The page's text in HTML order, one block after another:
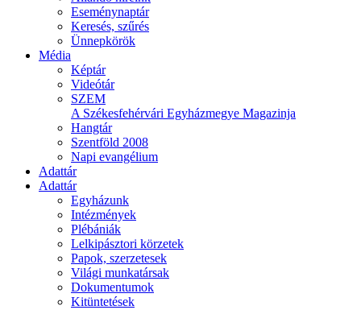
Eseménynaptár
Keresés, szűrés
Ünnepkörök
Média
Képtár
Videótár
SZEM
A Székesfehérvári Egyházmegye Magazinja
Hangtár
Szentföld 2008
Napi evangélium
Adattár
Adattár
Egyházunk
Intézmények
Plébániák
Lelkipásztori körzetek
Papok, szerzetesek
Világi munkatársak
Dokumentumok
Kitüntetések